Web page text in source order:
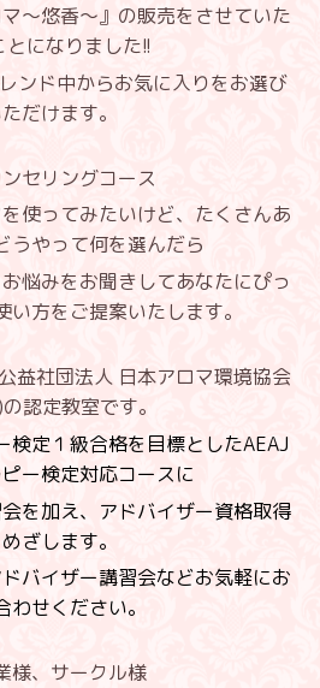
～悠香～』の販売をさせていた
とになりました!!
ンド中からお気に入りをお選び
だけます。
セリングコース
使ってみたいけど、たくさんあ
うやって何を選んだら
悩みをお聞きしてあなたにぴっ
い方をご提案いたします。
益社団法人 日本アロマ環境協会
認定教室です。
検定１級合格を目標としたAEAJ
ー検定対応コースに
を加え、アドバイザー資格取得
ざします。
バイザー講習会などお気軽にお
わせください。
様、サークル様